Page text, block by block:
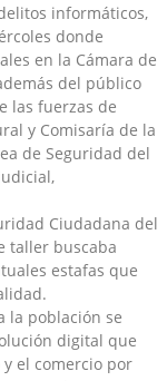
informáticos,
donde
en la Cámara de
del público
las fuerzas de
y Comisaría de la
de Seguridad del
Ciudadana del
taller buscaba
estafas que
la población se
digital que
el comercio por